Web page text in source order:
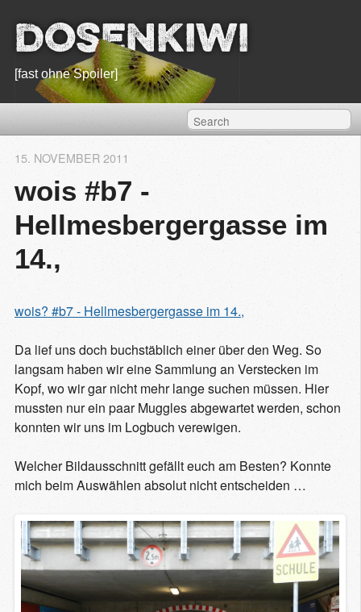
Dosenkiwi
[fast ohne Spoiler]
wois #b7 -
Hellmesbergergasse im
14.,
15. NOVEMBER 2011
wois? #b7 - Hellmesbergergasse im 14.,
Da lief uns doch buchstäblich einer über den Weg. So
langsam haben wir eine Sammlung an Verstecken im
Kopf, wo wir gar nicht mehr lange suchen müssen. Hier
mussten nur ein paar Muggles abgewartet werden, schon
konnten wir uns im Logbuch verewigen.
Welcher Bildausschnitt gefällt euch am Besten? Konnte
mich beim Auswählen absolut nicht entscheiden …